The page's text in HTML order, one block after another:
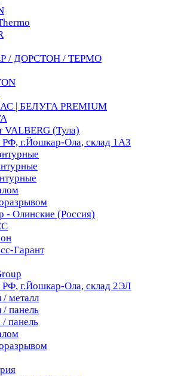
/ ДОРСТОН / ТЕРМО
| БЕЛУГА PREMIUM
VALBERG (Тула)
г.Йошкар-Ола, склад 1АЗ
- Олинские (Россия)
Гарант
РФ, г.Йошкар-Ола, склад 2ЭЛ
/ металл
/ панель
панель